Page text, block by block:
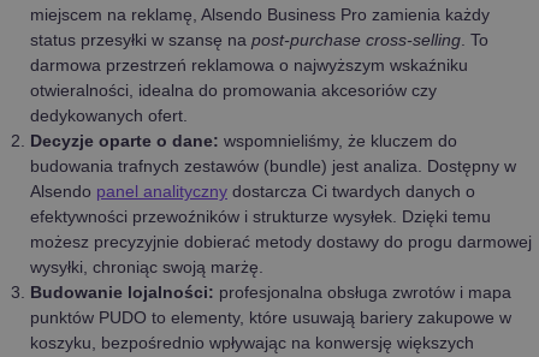
miejscem na reklamę, Alsendo Business Pro zamienia każdy
status przesyłki w szansę na post-purchase cross-selling . To
darmowa przestrzeń reklamowa o najwyższym wskaźniku
otwieralności, idealna do promowania akcesoriów czy
dedykowanych ofert.
Decyzje oparte o dane: wspomnieliśmy, że kluczem do
budowania trafnych zestawów (bundle) jest analiza. Dostępny w
Alsendo panel analityczny dostarcza Ci twardych danych o
efektywności przewoźników i strukturze wysyłek. Dzięki temu
możesz precyzyjnie dobierać metody dostawy do progu darmowej
wysyłki, chroniąc swoją marżę.
Budowanie lojalności: profesjonalna obsługa zwrotów i mapa
punktów PUDO to elementy, które usuwają bariery zakupowe w
koszyku, bezpośrednio wpływając na konwersję większych